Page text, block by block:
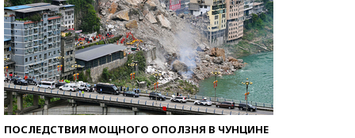
ПОСЛЕДСТВИЯ МОЩНОГО ОПОЛЗНЯ В ЧУНЦИНЕ